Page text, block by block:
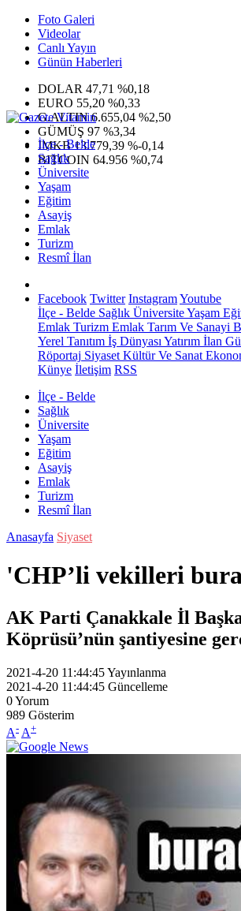
Foto Galeri
Videolar
Canlı Yayın
Günün Haberleri
DOLAR 47,71 %0,18
EURO 55,20 %0,33
G.ALTIN6.655,04 %2,50
GÜMÜŞ 97 %3,34
IMKB13.779,39 %-0,14
BITCOIN 64.956 %0,74
İlçe - Belde
Sağlık
Üniversite
Yaşam
Eğitim
Asayiş
Emlak
Turizm
Resmî İlan
Facebook Twitter InstagramYoutube
İlçe - Belde Sağlık ÜniversiteYaşam
Emlak Turizm Emlak Tarım Ve Sanayi
Yerel Tanıtım İş Dünyası Yatırım İlan
Röportaj Siyaset Kültür Ve Sanat
Künye İletişim RSS
İlçe - Belde
Sağlık
Üniversite
Yaşam
Eğitim
Asayiş
Emlak
Turizm
Resmî İlan
Anasayfa Siyaset
'CHP’li vekilleri
AK Parti Çanakkale İl
Köprüsü’nün şantiyesine
2021-4-20 11:44:45Yayınlanma
2021-4-20 11:44:45 Güncelleme
0Yorum
989 Gösterim
A- A+